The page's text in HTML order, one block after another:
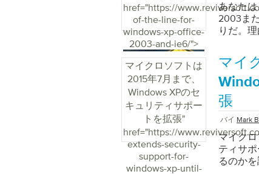
href="https://
of-the-line-for-
windows-xp-office-
2003-and-ie6/">
あなた
2003ま
りだ。
マイクロソフトは
2015年7月まで、
Windows XPのセ
キュリティサポー
トを拡張"
href="https://
extends-security-
support-for-
windows-xp-until-
マイ
張
バイ Mark
マイクロ
ティサ
るのかを